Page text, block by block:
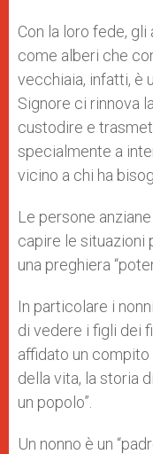
Con la loro fede, gli
come alberi che
vecchiaia, infatti, è
Signore ci rinnova
custodire e
specialmente a
vicino a chi ha
Le persone
capire le situazioni
una preghiera
In particolare i
di vedere i figli dei
affidato un compito
della vita, la storia
un popolo”.
Un nonno è un